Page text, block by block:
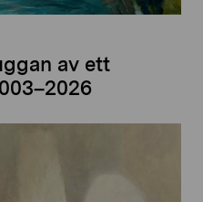
av ett